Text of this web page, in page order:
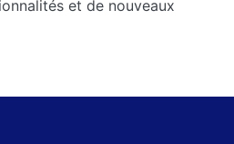
et de nouveaux